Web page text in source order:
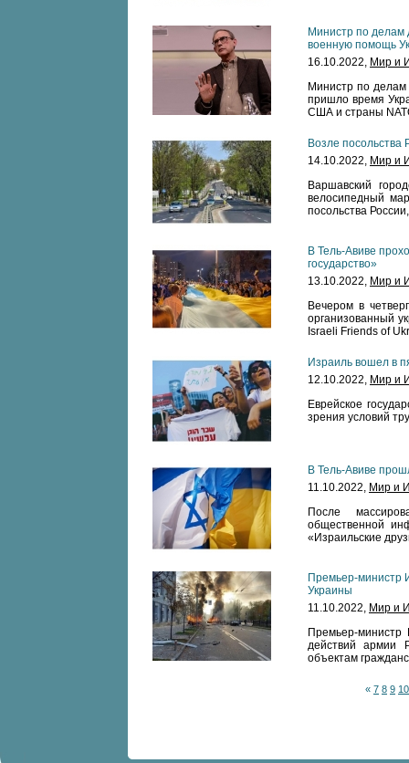
Министр по
военную помощь
16.10.2022, Мир и
Министр по
пришло время
США и страны
Возле посольства
14.10.2022, Мир и
Варшавский
велосипедный
посольства
В Тель-Авиве
государство»
13.10.2022, Мир и
Вечером в
организованный
Israeli Friends of
Израиль вошел в
12.10.2022, Мир и
Еврейское
зрения условий
В Тель-Авиве
11.10.2022, Мир и
После
общественной
«Израильские
Премьер-министр
Украины
11.10.2022, Мир и
Премьер-
действий армии
объектам
« 7 8 9 10